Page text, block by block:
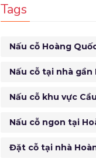
Tags
Nấu cỗ Hoàng
Nấu cỗ tại nhà gần
Nấu cỗ khu vực
Nấu cỗ ngon tại
Đặt cỗ tại nhà